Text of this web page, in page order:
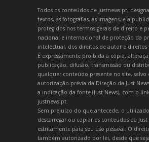
Todos os conteúdos de justnews.pt,
textos, as fotografias, as imagens, e a
protegidos nos termos gerais de direito e
nacional e internacional de proteção da
intelectual, dos direitos de autor e direitos
É expressamente proibida a cópia,
publicação, difusão, transmissão ou
qualquer conteúdo presente no site, salvo
autorização prévia da Direção da Just
a indicação da fonte (Just News), com o
justnews.pt.
Sem prejuízo do que antecede, o
descarregar ou copiar os conteúdos da Just
estritamente para seu uso pessoal. O
também autorizado por lei, desde que